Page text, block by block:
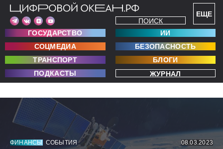
ЕЩЕ
ПОИСК
ГОСУДАРСТВО
ИИ
СОЦМЕДИА
БЕЗОПАСНОСТЬ
ТРАНСПОРТ
БЛОГИ
ПОДКАСТЫ
ЖУРНАЛ
ФИНАНСЫ СОБЫТИЯ 08.03.2023